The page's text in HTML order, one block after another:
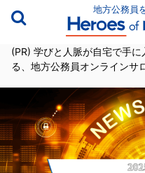
地方公務員
(PR) 学びと人脈が自宅で手
る、地方公務員オンラインサ